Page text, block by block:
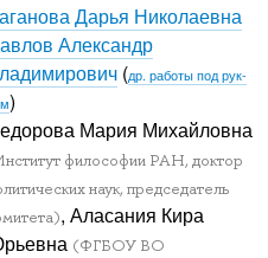
Дарья Николаевна
Александр
(др. работы под рук-
)
Мария Михайловна
философии РАН, доктор
наук, председатель
, Аласания Кира
(ФГБОУ ВО